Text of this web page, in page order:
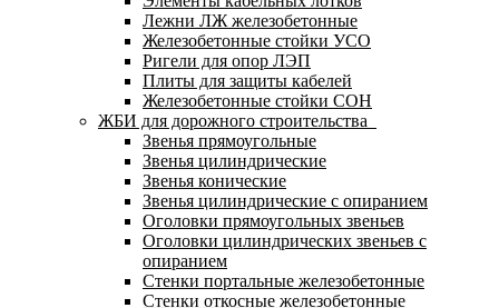
Лежни ЛЖ железобетонные
Железобетонные стойки УСО
Ригели для опор ЛЭП
Плиты для защиты кабелей
Железобетонные стойки СОН
ЖБИ для дорожного строительства
Звенья прямоугольные
Звенья цилиндрические
Звенья конические
Звенья цилиндрические с опиранием
Оголовки прямоугольных звеньев
Оголовки цилиндрических звеньев с
опиранием
Стенки портальные железобетонные
Стенки откосные железобетонные